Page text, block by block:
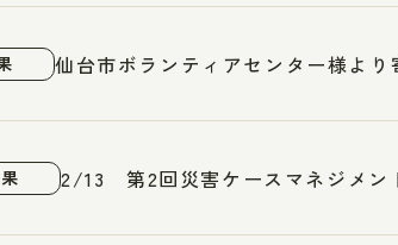
仙台市ボランティアセンター様より
2/13 第2回災害ケースマネジメン